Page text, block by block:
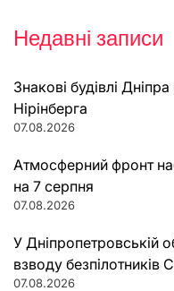
Недавні записи
Знакові будівлі
Нірінберга
07.08.2026
Атмосферний фронт
на 7 серпня
07.08.2026
У Дніпропетровській
взводу безпілотників
07.08.2026